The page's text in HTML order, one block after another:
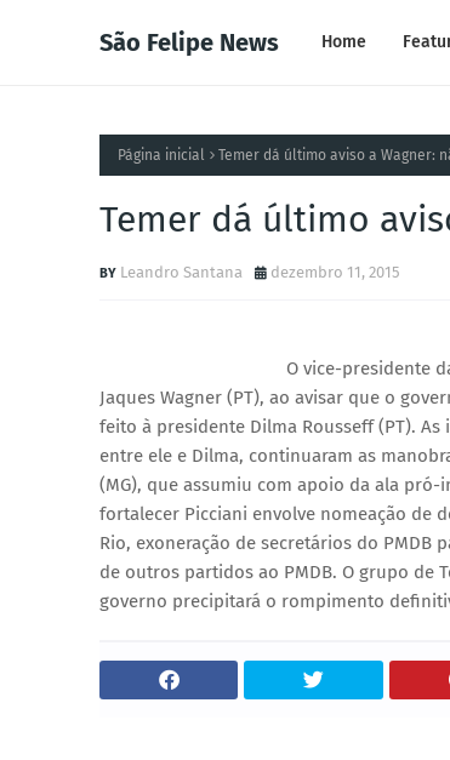
São Felipe News Home
Página inicial Temer dá último aviso a Wagner:
Temer dá último
Leandro Santana dezembro 11, 2015
O vice-presidente
Jaques Wagner (PT), ao avisar que o
feito à presidente Dilma Rousseff (PT). As
entre ele e Dilma, continuaram as
(MG), que assumiu com apoio da ala
fortalecer Picciani envolve nomeação de
Rio, exoneração de secretários do
de outros partidos ao PMDB. O grupo de
governo precipitará o rompimento